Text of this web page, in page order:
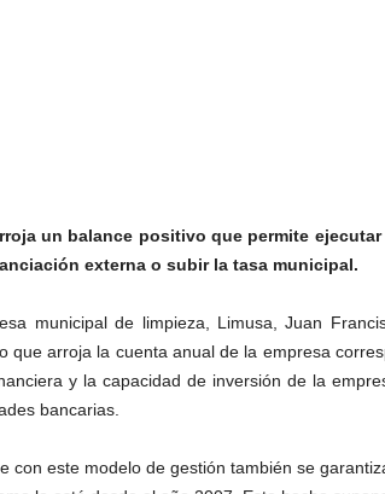
un balance positivo que permite
externa o subir la tasa municipal.
municipal de limpieza, Limusa, Juan
que arroja la cuenta anual de la empresa
y la capacidad de inversión de la
bancarias.
con este modelo de gestión también se